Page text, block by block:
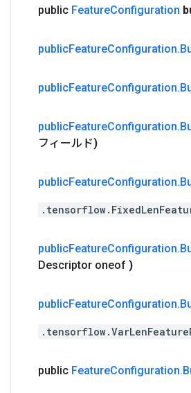
public FeatureConfiguration
publicFeatureConfiguration.
publicFeatureConfiguration.
publicFeatureConfiguration.
フィールド)
publicFeatureConfiguration.
publicFeatureConfiguration.
Descriptor oneof )
publicFeatureConfiguration.
public FeatureConfiguration.